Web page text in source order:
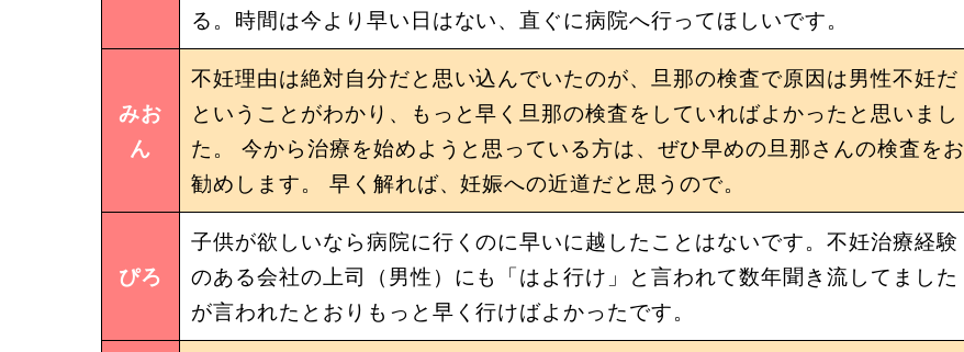
る。時間は今より早い日はない、直ぐに病院へ行ってほしいです。
みお
ん
不妊理由は絶対自分だと思い込んでいたのが、旦那の検査で原因は男性不妊だ
ということがわかり、もっと早く旦那の検査をしていればよかったと思いまし
た。 今から治療を始めようと思っている方は、ぜひ早めの旦那さんの検査をお
勧めします。 早く解れば、妊娠への近道だと思うので。
ぴろ
子供が欲しいなら病院に行くのに早いに越したことはないです。不妊治療経験
のある会社の上司（男性）にも「はよ行け」と言われて数年聞き流してました
が言われたとおりもっと早く行けばよかったです。